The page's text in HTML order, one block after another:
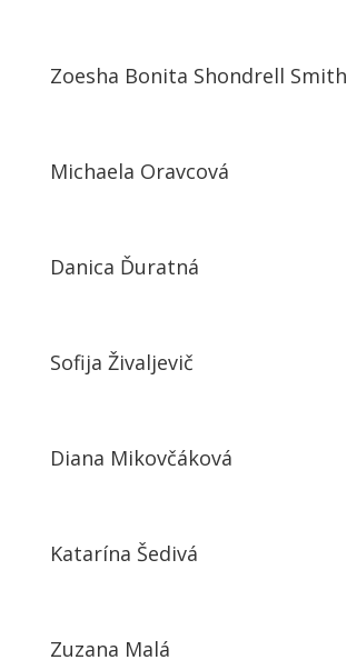
Zoesha Bonita Shondrell Smith
Michaela Oravcová
Danica Ďuratná
Sofija Živaljevič
Diana Mikovčáková
Katarína Šedivá
Zuzana Malá